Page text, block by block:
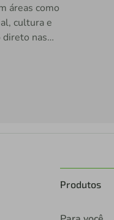
áreas como
cultura e
nas
Produtos